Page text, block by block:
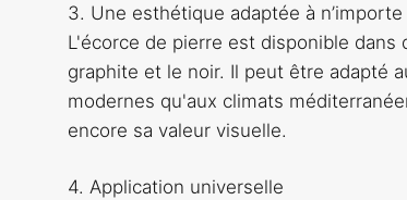
3. Une esthétique adaptée à
L'écorce de pierre est disponible
graphite et le noir. Il peut être adapté
modernes qu'aux climats
encore sa valeur visuelle.
4. Application universelle